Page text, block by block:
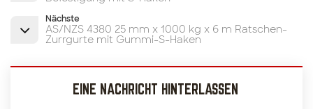
Nächste
AS/NZS 4380 25 mm x 1000 kg x 6 m Ratschen-
Zurrgurte mit Gummi-S-Haken
EINE NACHRICHT HINTERLASSEN